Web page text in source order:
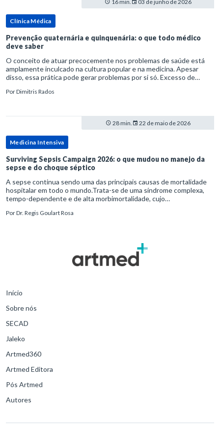
16 min. 03 de junho de 2026
Clínica Médica
Prevenção quaternária e quinquenária: o que todo médico
deve saber
O conceito de atuar precocemente nos problemas de saúde está
amplamente inculcado na cultura popular e na medicina. Apesar
disso, essa prática pode gerar problemas por si só. Excesso de
PorDimitris Rados
28 min. 22 de maio de 2026
Medicina Intensiva
Surviving Sepsis Campaign 2026: o que mudou no manejo da
sepse e do choque séptico
A sepse continua sendo uma das principais causas de mortalidade
hospitalar em todo o mundo.Trata-se de uma síndrome complexa,
tempo-dependente e de alta morbimortalidade, cujo
para o desfe
PorDr. Regis Goulart Rosa
Início
Sobre nós
SECAD
Jaleko
Artmed360
Artmed Editora
Pós Artmed
Autores